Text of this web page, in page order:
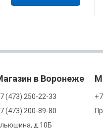
в Воронеже
(473) 250-22-33
(473) 200-89-80
д.10Б